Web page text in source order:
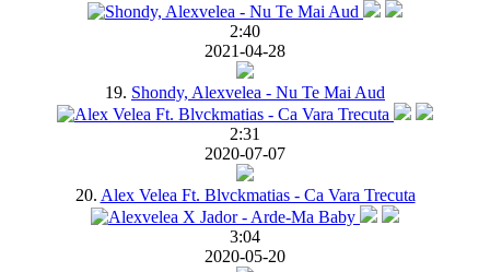
2:40
2021-04-28
19. Shondy, Alexvelea - Nu Te Mai Aud
2:31
2020-07-07
20. Alex Velea Ft. Blvckmatias - Ca Vara Trecuta
3:04
2020-05-20